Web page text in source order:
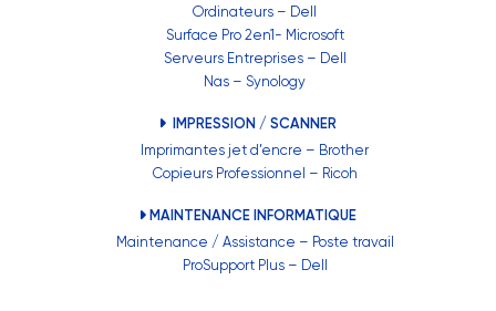
Ordinateurs – Dell
Surface Pro 2en1- Microsoft
Serveurs Entreprises – Dell
Nas – Synology
IMPRESSION / SCANNER
Imprimantes jet d’encre – Brother
Copieurs Professionnel – Ricoh
MAINTENANCE INFORMATIQUE
Maintenance / Assistance – Poste travail
ProSupport Plus – Dell